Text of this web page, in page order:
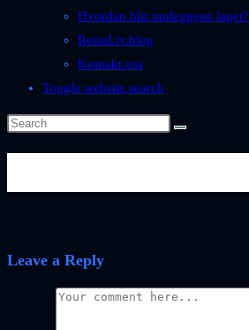
Hvordan blir innleggene laget?
ReiseLiv.blog
Kontakt oss
Toggle website search
Leave a Reply